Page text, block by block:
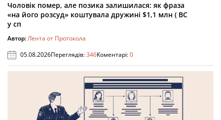
Чоловік помер, але позика залишилася: як фраза
«на його розсуд» коштувала дружині $1,1 млн ( ВС
у сп
Автор:Лента от Протокола
05.08.2026Переглядів:346Коментарі:0